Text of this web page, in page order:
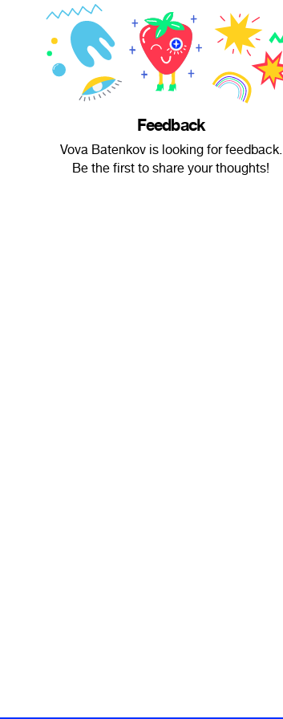
Feedback
Vova Batenkov is looking for feedback.
Be the first to share your thoughts!